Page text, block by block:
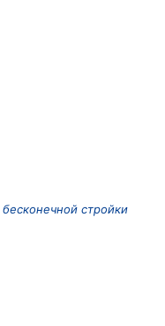
стройки